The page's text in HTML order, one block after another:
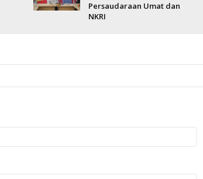
Persaudaraan Umat dan
NKRI